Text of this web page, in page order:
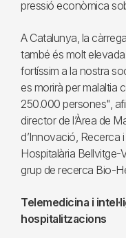
pressió econòmica
A Catalunya, la
també és molt
fortíssim a la nostra
es morirà per malaltia
250.000 persones",
director de l’Àrea de
d’Innovació, Recerca
Hospitalària Bellvitge-
grup de recerca Bio-
Telemedicina i
hospitalitzacions